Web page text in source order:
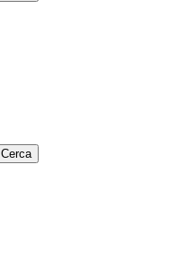
Cerca